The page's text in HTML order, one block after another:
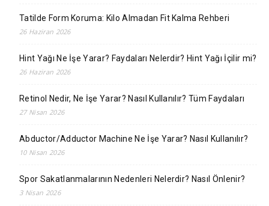
Tatilde Form Koruma: Kilo Almadan Fit Kalma Rehberi
26 Haziran 2026
Hint Yağı Ne İşe Yarar? Faydaları Nelerdir? Hint Yağı İçilir mi?
26 Haziran 2026
Retinol Nedir, Ne İşe Yarar? Nasıl Kullanılır? Tüm Faydaları
27 Nisan 2026
Abductor/Adductor Machine Ne İşe Yarar? Nasıl Kullanılır?
10 Nisan 2026
Spor Sakatlanmalarının Nedenleri Nelerdir? Nasıl Önlenir?
3 Nisan 2026